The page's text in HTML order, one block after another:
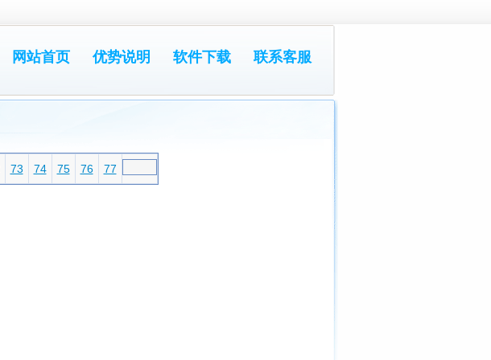
网站首页 优势说明 软件下载 联系客服
73 74 75 76 77